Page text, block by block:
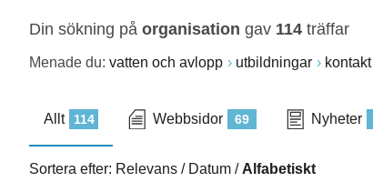
Din sökning på organisation gav 114 träffar
Menade du: vatten och avlopp utbildningar kontakt
114
Allt 69
Webbsidor Nyheter
Sortera efter: Relevans / Datum / Alfabetiskt